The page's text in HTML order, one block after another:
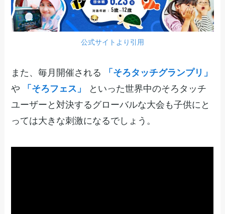
公式サイトより引用
また、毎月開催される
「そろタッチグランプリ」
や
「そろフェス」
といった世界中のそろタッチ
ユーザーと対決するグローバルな大会も子供にと
っては大きな刺激になるでしょう。